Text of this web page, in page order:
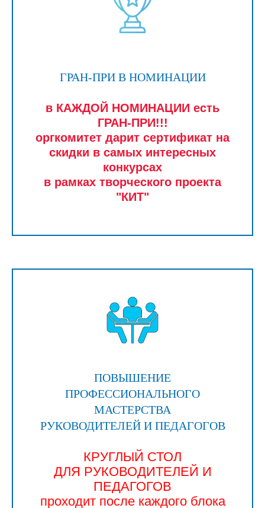
ГРАН-ПРИ В НОМИНАЦИИ
в КАЖДОЙ НОМИНАЦИИ есть
ГРАН-ПРИ!!!
оргкомитет дарит сертификат на
скидки в самых интересных
конкурсах
в рамках творческого проекта
"КИТ"
ПОВЫШЕНИЕ
ПРОФЕССИОНАЛЬНОГО
МАСТЕРСТВА
РУКОВОДИТЕЛЕЙ И ПЕДАГОГОВ
КРУГЛЫЙ СТОЛ
ДЛЯ РУКОВОДИТЕЛЕЙ И
ПЕДАГОГОВ
проходит после каждого блока